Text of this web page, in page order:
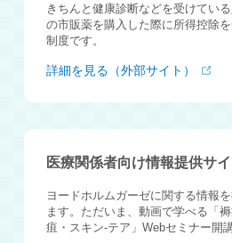
きちんと健康診断などを受けてい
の市販薬を購入した際に所得控除
制度です。
詳細を見る（外部サイト）
医療関係者向け情報提供サイ
ヨードホルムガーゼに関する情報
ます。ただいま、動画で学べる「
疽・スキン-テア」Webセミナー開